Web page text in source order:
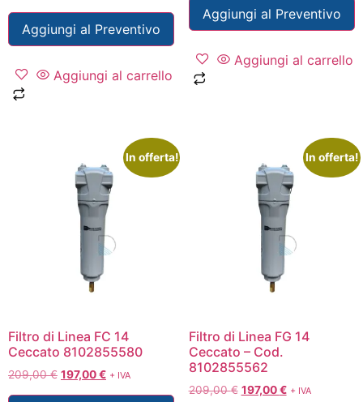
Aggiungi al Preventivo
Aggiungi al carrello
Aggiungi al Preventivo
Aggiungi al carrello
In offerta!
Filtro di Linea FC 14
Ceccato 8102855580
209,00€ 197,00€ + IVA
In offerta!
Filtro di Linea FG 14
Ceccato – Cod.
8102855562
209,00€ 197,00€ + IVA